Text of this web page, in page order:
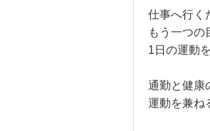
仕事へ行く
もう一つの
1日の運動
通勤と健康
運動を兼ね